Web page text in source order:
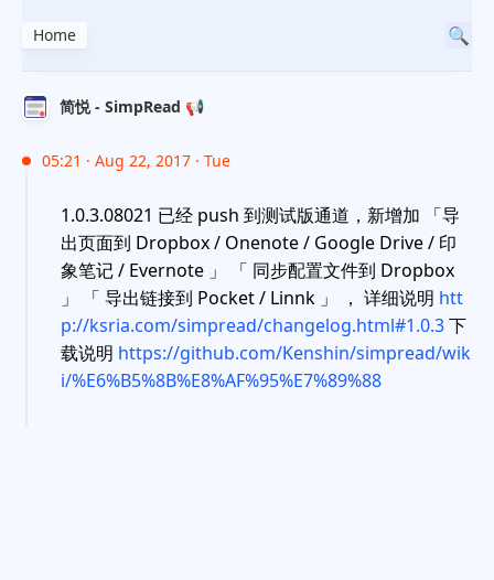
简悦 - SimpRead 📢
05:21 · Aug 22, 2017 · Tue
1.0.3.08021 已经 push 到测试版通道，新增加 「导
出页面到 Dropbox / Onenote / Google Drive / 印
象笔记 / Evernote 」 「 同步配置文件到 Dropbox
」 「 导出链接到 Pocket / Linnk 」 ， 详细说明 htt
p://ksria.com/simpread/changelog.html#1.0.3下
载说明 https://github.com/Kenshin/simpread/wik
i/%E6%B5%8B%E8%AF%95%E7%89%88
Home